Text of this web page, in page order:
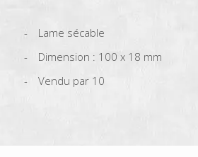
Lame sécable
Dimension : 100 x 18 mm
Vendu par 10